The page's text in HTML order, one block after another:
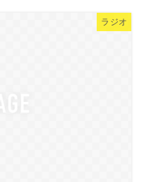
ラジオ